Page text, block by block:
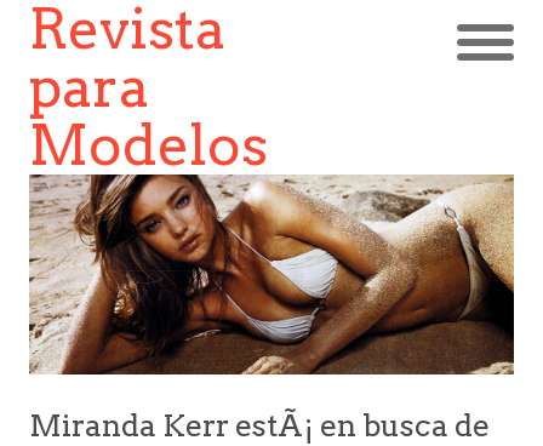
Revista
para
Modelos
Miranda Kerr estÃ¡ en busca de